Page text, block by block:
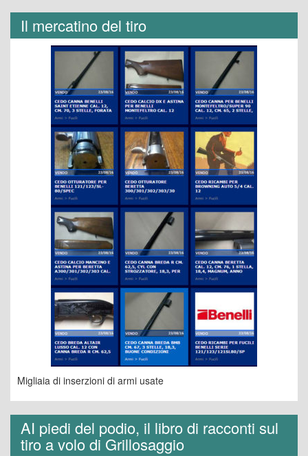
Il mercatino del tiro
Migliaia di inserzioni di armi usate
AI piedi del podio, il libro di racconti sul
tiro a volo di Grillosaggio